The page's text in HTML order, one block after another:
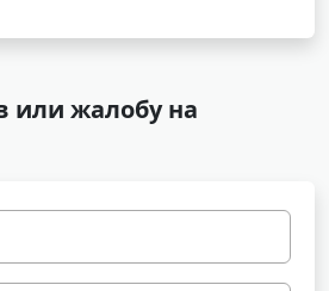
или жалобу на